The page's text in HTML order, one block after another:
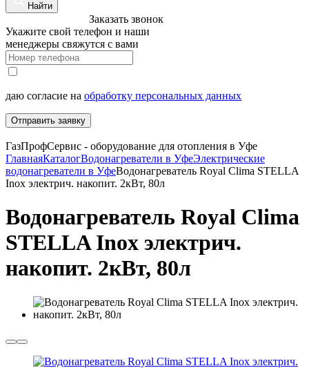
Найти
Заказать звонок
Укажите свой телефон и наши
менеджеры свяжутся с вами
даю согласие на обработку персональных данных
Отправить заявку
ГазПрофСервис - оборудование для отопления в Уфе
ГлавнаяКаталогВодонагреватели в УфеЭлектрические
водонагреватели в УфеВодонагреватель Royal Clima STELLA
Inox электрич. накопит. 2кВт, 80л
Водонагреватель Royal Clima
STELLA Inox электрич.
накопит. 2кВт, 80л